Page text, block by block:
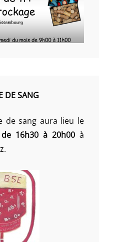
DE SANG
de sang aura lieu le
16h30 à 20h00 à